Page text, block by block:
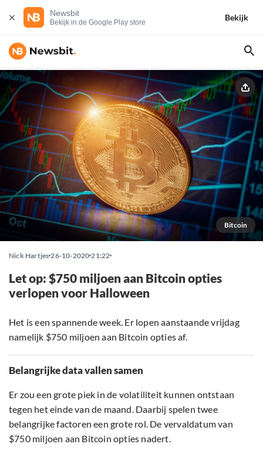
Newsbit
Bekijk in de Google Play store
Bekijk
Bitcoin
Nick Hartjes 26-10-2020 21:22
Let op: $750 miljoen aan Bitcoin opties
verlopen voor Halloween
Het is een spannende week. Er lopen aanstaande vrijdag
namelijk $750 miljoen aan Bitcoin opties af.
Belangrijke data vallen samen
Er zou een grote piek in de volatiliteit kunnen ontstaan
tegen het einde van de maand. Daarbij spelen twee
belangrijke factoren een grote rol. De vervaldatum van
$750 miljoen aan Bitcoin opties nadert.